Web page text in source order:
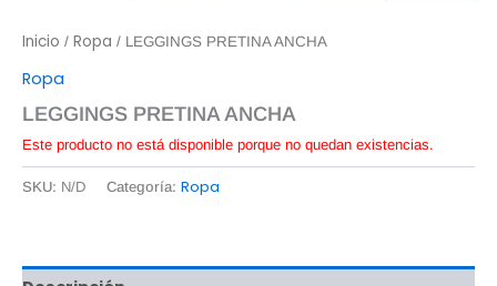
Inicio / Ropa / LEGGINGS PRETINA ANCHA
Ropa
LEGGINGS PRETINA ANCHA
Este producto no está disponible porque no quedan existencias.
SKU: N/D Categoría: Ropa